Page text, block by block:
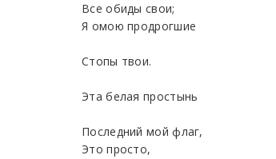
Все обиды свои;
Я омою продрогшие
Стопы твои.
Эта белая простынь
Последний мой флаг,
Это просто,